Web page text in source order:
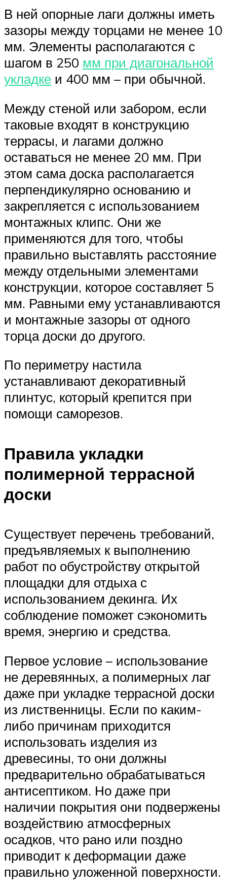
В ней опорные лаги должны иметь
зазоры между торцами не менее 10
мм. Элементы располагаются с
шагом в 250 мм при диагональной
укладке и 400 мм – при обычной.
Между стеной или забором, если
таковые входят в конструкцию
террасы, и лагами должно
оставаться не менее 20 мм. При
этом сама доска располагается
перпендикулярно основанию и
закрепляется с использованием
монтажных клипс. Они же
применяются для того, чтобы
правильно выставлять расстояние
между отдельными элементами
конструкции, которое составляет 5
мм. Равными ему устанавливаются
и монтажные зазоры от одного
торца доски до другого.
По периметру настила
устанавливают декоративный
плинтус, который крепится при
помощи саморезов.
Правила укладки
полимерной террасной
доски
Существует перечень требований,
предъявляемых к выполнению
работ по обустройству открытой
площадки для отдыха с
использованием декинга. Их
соблюдение поможет сэкономить
время, энергию и средства.
Первое условие – использование
не деревянных, а полимерных лаг
даже при укладке террасной доски
из лиственницы. Если по каким-
либо причинам приходится
использовать изделия из
древесины, то они должны
предварительно обрабатываться
антисептиком. Но даже при
наличии покрытия они подвержены
воздействию атмосферных
осадков, что рано или поздно
приводит к деформации даже
правильно уложенной поверхности.